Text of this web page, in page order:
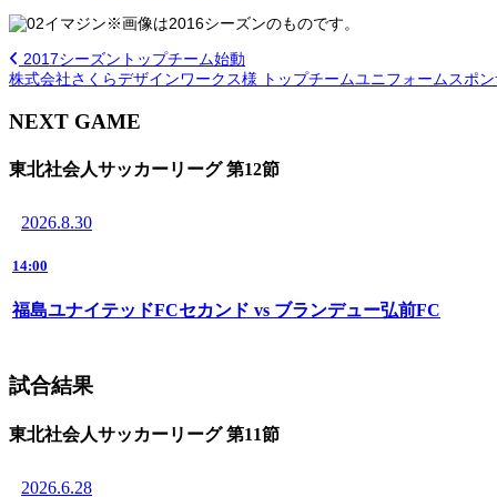
※画像は2016シーズンのものです。
2017シーズントップチーム始動
株式会社さくらデザインワークス様 トップチームユニフォームスポ
NEXT GAME
東北社会人サッカーリーグ 第12節
2026.8.30
14:00
福島ユナイテッドFCセカンド vs ブランデュー弘前FC
試合結果
東北社会人サッカーリーグ 第11節
2026.6.28